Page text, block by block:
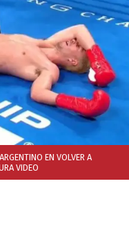
EN VOLVER A
VIDEO